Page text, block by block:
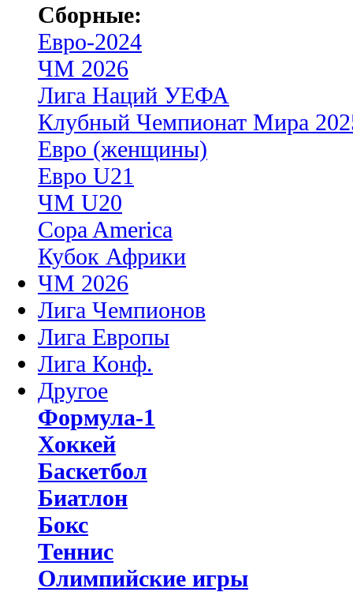
Сборные:
Евро-2024
ЧМ 2026
Лига Наций УЕФА
Клубный Чемпионат Мира
Евро (женщины)
Евро U21
ЧМ U20
Copa America
Кубок Африки
ЧМ 2026
Лига Чемпионов
Лига Европы
Лига Конф.
Другое
Формула-1
Хоккей
Баскетбол
Биатлон
Бокс
Теннис
Олимпийские игры